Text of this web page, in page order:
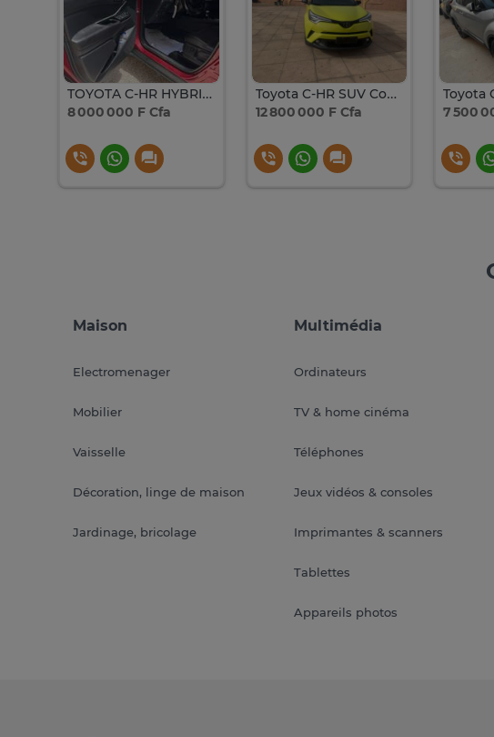
TOYOTA C-HR HYBRIDE 2018
8 000 000 F Cfa
Toyota C-HR SUV Compact vert Fluo Vif Maniable
12 800 000 F Cfa
7 500
Maison
Electromenager
Mobilier
Vaisselle
Décoration, linge de maison
Jardinage, bricolage
Multimédia
Ordinateurs
TV & home cinéma
Téléphones
Jeux vidéos & consoles
Imprimantes & scanners
Tablettes
Appareils photos